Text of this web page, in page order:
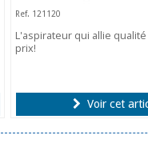
Ref. 121120
L'aspirateur qui allie
prix!
Voir cet